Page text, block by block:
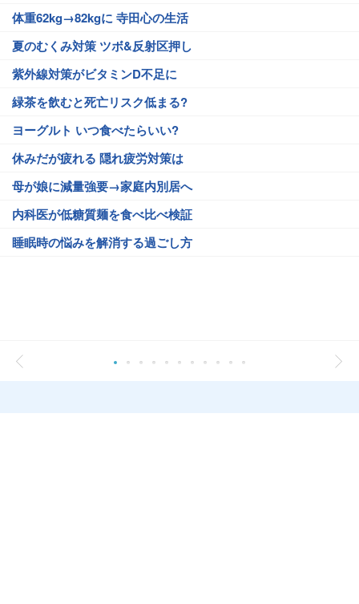
体重62kg→82kgに 寺田心の生活
夏のむくみ対策 ツボ&反射区押し
紫外線対策がビタミンD不足に
緑茶を飲むと死亡リスク低まる?
ヨーグルト いつ食べたらいい?
休みだが疲れる 隠れ疲労対策は
母が娘に減量強要→家庭内別居へ
内科医が低糖質麺を食べ比べ検証
睡眠時の悩みを解消する過ごし方